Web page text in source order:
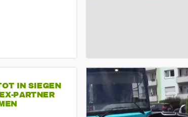
IN SIEGEN
PARTNER